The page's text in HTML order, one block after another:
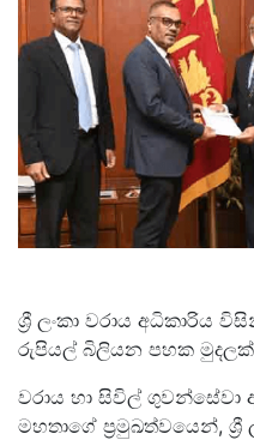
ශ්‍රී ලංකා වරාය අධිකාරිය
රුපියල් බිලියන පහක මුදලක්
වරාය හා සිවිල්
මහතාගේ ප්‍රමුඛත්වයෙන්, ශ්‍රී